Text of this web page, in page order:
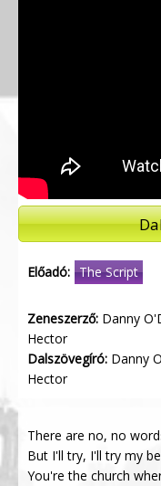
Előadó: The Script
Zeneszerző: Danny
Hector
Dalszövegíró: Danny
Hector
There are no, no
But I'll try, I'll try my
You're the church